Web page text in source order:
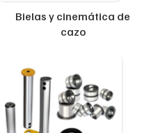
Bielas y cinemática de
cazo